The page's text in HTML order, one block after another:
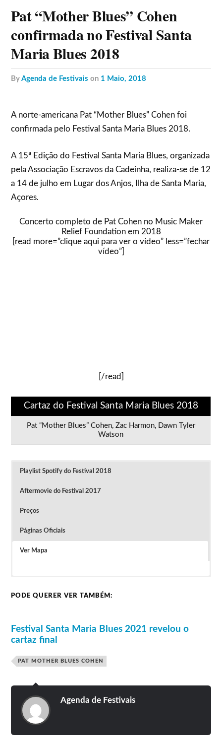
Pat “Mother Blues” Cohen
confirmada no Festival Santa
Maria Blues 2018
byAgenda de Festivais on 1 Maio, 2018
A norte-americana Pat “Mother Blues” Cohen foi
confirmada pelo Festival Santa Maria Blues 2018.
A 15ª Edição do Festival Santa Maria Blues, organizada
pela Associação Escravos da Cadeinha, realiza-se de 12
a 14 de julho em Lugar dos Anjos, Ilha de Santa Maria,
Açores.
Concerto completo de Pat Cohen no Music Maker
Relief Foundation em 2018
[read more=”clique aqui para ver o vídeo” less=”fechar
vídeo”]
[/read]
Cartaz do Festival Santa Maria Blues 2018
Pat “Mother Blues” Cohen, Zac Harmon, Dawn Tyler
Watson
Playlist Spotify do Festival 2018
Aftermovie do Festival 2017
Preços
Páginas Oficiais
Ver Mapa
38 euros (21 euros para os sócios).
PODE QUERER VER TAMBÉM:
Festival Santa Maria Blues 2021 revelou o
cartaz final
PAT MOTHER BLUES COHEN
Agenda de Festivais